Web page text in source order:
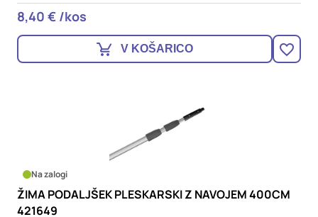
8,40 € /kos
V KOŠARICO
Na zalogi
ŽIMA PODALJŠEK PLESKARSKI Z NAVOJEM 400CM
421649